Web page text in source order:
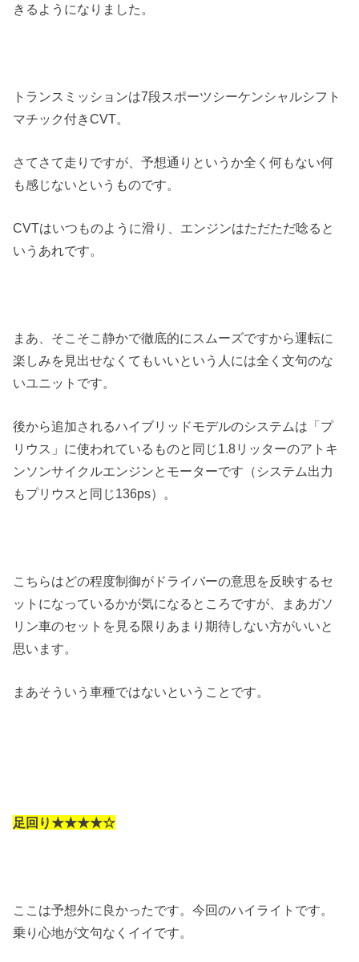
きるようになりました。
トランスミッションは7段スポーツシーケンシャルシフト
マチック付きCVT。
さてさて走りですが、予想通りというか全く何もない何
も感じないというものです。
CVTはいつものように滑り、エンジンはただただ唸ると
いうあれです。
まあ、そこそこ静かで徹底的にスムーズですから運転に
楽しみを見出せなくてもいいという人には全く文句のな
いユニットです。
後から追加されるハイブリッドモデルのシステムは「プ
リウス」に使われているものと同じ1.8リッターのアトキ
ンソンサイクルエンジンとモーターです（システム出力
もプリウスと同じ136ps）。
こちらはどの程度制御がドライバーの意思を反映するセ
ットになっているかが気になるところですが、まあガソ
リン車のセットを見る限りあまり期待しない方がいいと
思います。
まあそういう車種ではないということです。
足回り★★★★☆
ここは予想外に良かったです。今回のハイライトです。
乗り心地が文句なくイイです。